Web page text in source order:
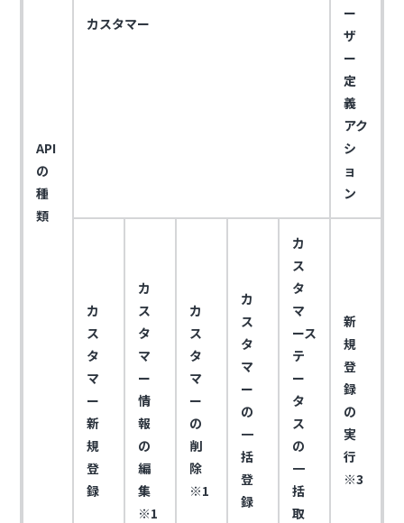
API
の
種
類
カスタマー
ー
ザ
ー
定
義
アク
シ
ョ
ン
カ
ス
タ
マ
ー
新
規
登
録
カ
ス
タ
マ
ー
情
報
の
編
集
※1
カ
ス
タ
マ
ー
の
削
除
※1
カ
ス
タ
マ
ー
の
一
括
登
録
カ
ス
タ
マ
ース
テ
ー
タ
ス
の
一
括
取
新
規
登
録
の
実
行
※3